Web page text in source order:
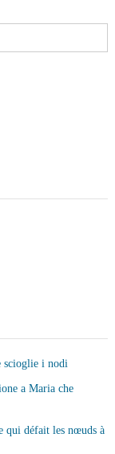
scioglie i nodi
a Maria che
qui défait les nœuds à